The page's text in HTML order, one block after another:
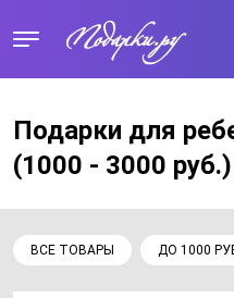
Подарки для
(1000 - 3000 руб.)
ВСЕ ТОВАРЫ ДО 1000